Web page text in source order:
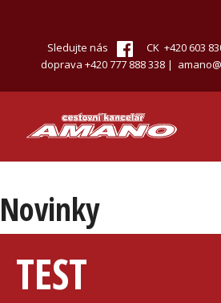
Sledujte nás
CK +420 603
doprava +420 777 888 338 |
Novinky
TEST